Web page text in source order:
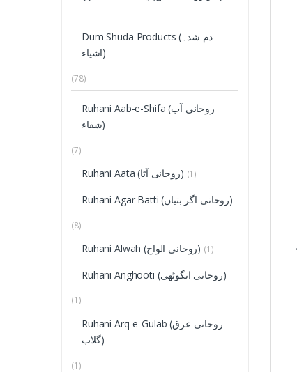
Dum Shuda Products (دم شدہ
اشیاء)
(78)
Ruhani Aab-e-Shifa (روحانی آب
شفاء)
(7)
Ruhani Aata (روحانی آٹا) (1)
Ruhani Agar Batti (روحانی اگر بتیاں)
(8)
Ruhani Alwah (روحانی الواح) (1)
Ruhani Anghooti (روحانی انگوٹھی)
(1)
Ruhani Arq-e-Gulab (روحانی عرق
گلاب)
(1)